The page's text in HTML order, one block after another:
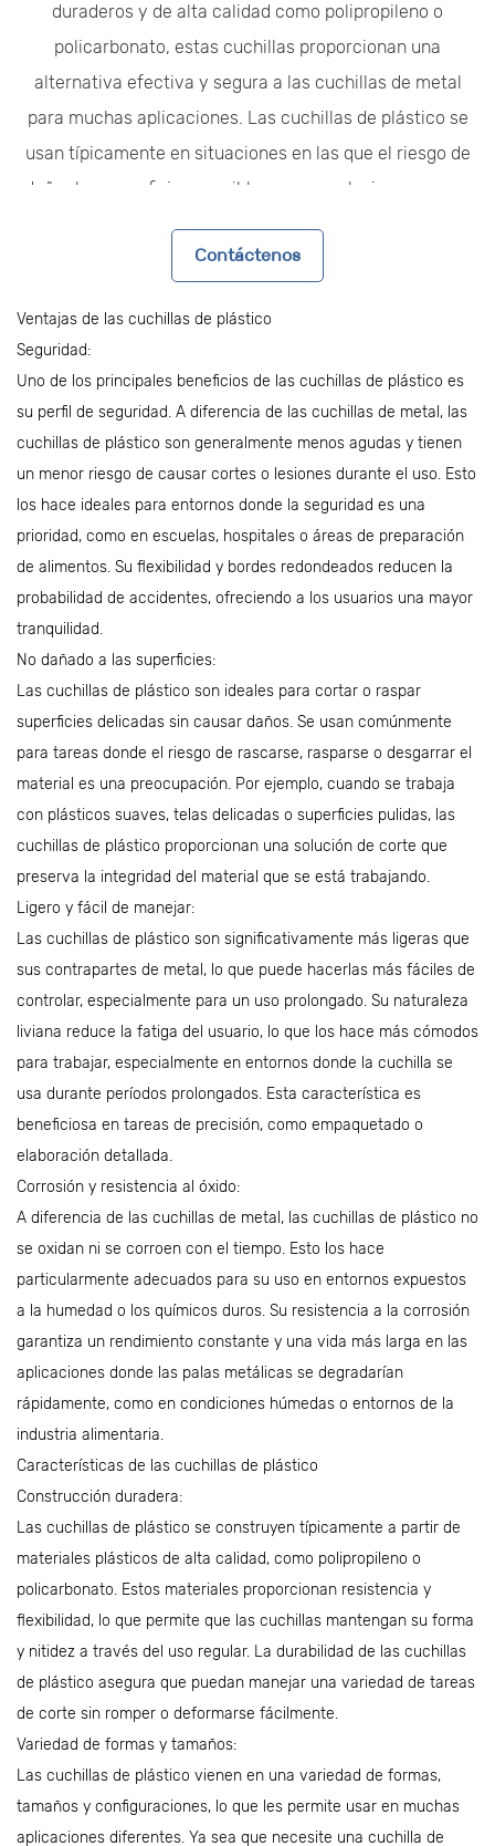
duraderos y de alta calidad como polipropileno o
policarbonato, estas cuchillas proporcionan una
alternativa efectiva y segura a las cuchillas de metal
para muchas aplicaciones. Las cuchillas de plástico se
usan típicamente en situaciones en las que el riesgo de
dañar las superficies sensibles o causar lesiones es una
preocupación, que ofrece una solución de corte más
segura y controlada. Estas cuchillas son livianas, no
precisión sin la nitidez o los peligros potenciales
Contáctenos
Ventajas de las cuchillas de plástico
Seguridad:
Uno de los principales beneficios de las cuchillas de plástico es
su perfil de seguridad. A diferencia de las cuchillas de metal, las
cuchillas de plástico son generalmente menos agudas y tienen
un menor riesgo de causar cortes o lesiones durante el uso. Esto
los hace ideales para entornos donde la seguridad es una
prioridad, como en escuelas, hospitales o áreas de preparación
de alimentos. Su flexibilidad y bordes redondeados reducen la
probabilidad de accidentes, ofreciendo a los usuarios una mayor
tranquilidad.
No dañado a las superficies:
Las cuchillas de plástico son ideales para cortar o raspar
superficies delicadas sin causar daños. Se usan comúnmente
para tareas donde el riesgo de rascarse, rasparse o desgarrar el
material es una preocupación. Por ejemplo, cuando se trabaja
con plásticos suaves, telas delicadas o superficies pulidas, las
cuchillas de plástico proporcionan una solución de corte que
preserva la integridad del material que se está trabajando.
Ligero y fácil de manejar:
Las cuchillas de plástico son significativamente más ligeras que
sus contrapartes de metal, lo que puede hacerlas más fáciles de
controlar, especialmente para un uso prolongado. Su naturaleza
liviana reduce la fatiga del usuario, lo que los hace más cómodos
para trabajar, especialmente en entornos donde la cuchilla se
usa durante períodos prolongados. Esta característica es
beneficiosa en tareas de precisión, como empaquetado o
elaboración detallada.
Corrosión y resistencia al óxido:
A diferencia de las cuchillas de metal, las cuchillas de plástico no
se oxidan ni se corroen con el tiempo. Esto los hace
particularmente adecuados para su uso en entornos expuestos
a la humedad o los químicos duros. Su resistencia a la corrosión
garantiza un rendimiento constante y una vida más larga en las
aplicaciones donde las palas metálicas se degradarían
rápidamente, como en condiciones húmedas o entornos de la
industria alimentaria.
Características de las cuchillas de plástico
Construcción duradera:
Las cuchillas de plástico se construyen típicamente a partir de
materiales plásticos de alta calidad, como polipropileno o
policarbonato. Estos materiales proporcionan resistencia y
flexibilidad, lo que permite que las cuchillas mantengan su forma
y nitidez a través del uso regular. La durabilidad de las cuchillas
de plástico asegura que puedan manejar una variedad de tareas
de corte sin romper o deformarse fácilmente.
Variedad de formas y tamaños:
Las cuchillas de plástico vienen en una variedad de formas,
tamaños y configuraciones, lo que les permite usar en muchas
aplicaciones diferentes. Ya sea que necesite una cuchilla de